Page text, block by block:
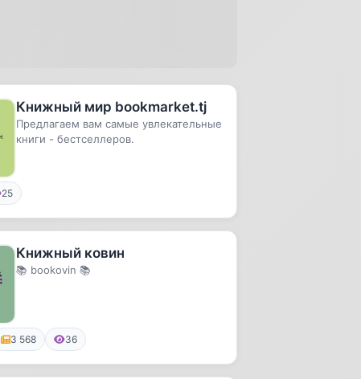
Книжный мир bookmarket.tj
Предлагаем вам самые увлекательные
книги - бестселлеров.
25
Книжный ковин
📚 bookovin 📚
3 568 36